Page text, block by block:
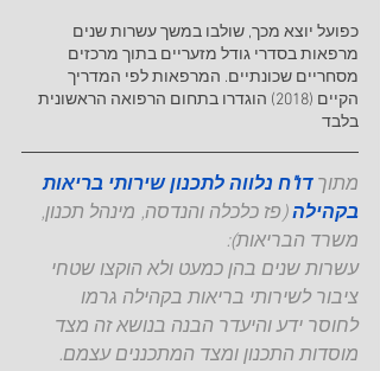
כפועל יוצא מכך, שולבו במשך עשרות שנים
מרפאות בסדרי גודל מזעריים בתוך מרכזים
מסחריים שכונתיים. המרפאות לפי המדריך
הקיים (2018) הוגדרו בתחום הרפואה הראשונית
בלבד
מתוך דו"ח נלווה לתכנון שירותי בריאות
בקהילה (פז כלכלה והנדסה, מינהל תכנון,
משרד הבריאות):
עשרות שנים בהן כמעט ולא הוקצו שטחי
ציבור לשירותי בריאות בקהילה גרמו
לחוסר ידע והיעדר הבנה בנושא זה מצד
מוסדות התכנון ומצד המתכננים עצמם.